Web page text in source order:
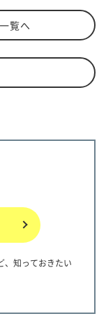
覧へ
、知っておきたい